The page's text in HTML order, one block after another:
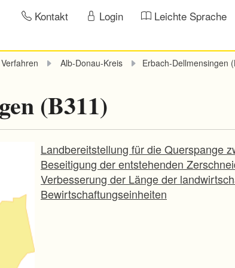
Kontakt Login Leichte Sprache
Alb-Donau-Kreis Erbach-Dellmensingen
(B311)
Landbereitstellung für die Querspange
Beseitigung der entstehenden
Verbesserung der Länge der
Bewirtschaftungseinheiten